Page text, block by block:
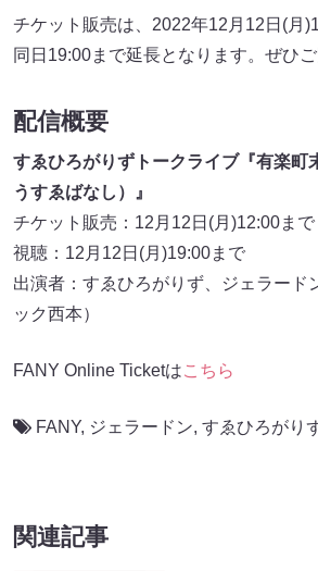
チケット販売は、2022年12月12日(月
同日19:00まで延長となります。ぜひご
配信概要
すゑひろがりずトークライブ『有楽町
うすゑばなし）』
チケット販売：12月12日(月)12:00まで
視聴：12月12日(月)19:00まで
出演者：すゑひろがりず、ジェラード
ック西本）
FANY Online Ticketはこちら
FANY, ジェラードン, すゑひろがり
関連記事